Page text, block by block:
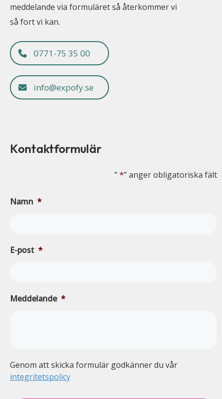
meddelande via formuläret så återkommer vi
så fort vi kan.
0771-75 35 00
info@expofy.se
Kontaktformulär
”*” anger obligatoriska fält
Namn *
E-post *
Meddelande *
Genom att skicka formulär godkänner du vår
integritetspolicy